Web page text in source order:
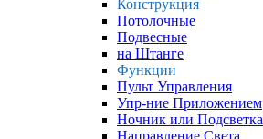
Конструкция
Потолочные
Подвесные
на Штанге
Функции
Пульт Управления
Упр-ние Приложением
Ночник или Подсветка
Направление Света